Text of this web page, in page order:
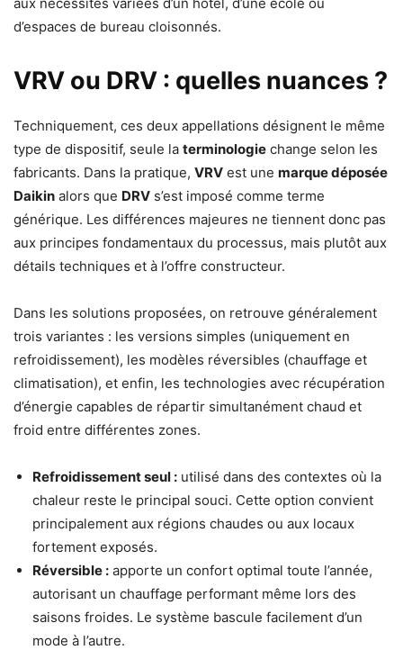
d’espaces de bureau cloisonnés.
VRV ou DRV : quelles nuances ?
Techniquement, ces deux appellations désignent le même
type de dispositif, seule la terminologie change selon les
fabricants. Dans la pratique, VRV est une marque déposée
Daikin alors que DRV s’est imposé comme terme
générique. Les différences majeures ne tiennent donc pas
aux principes fondamentaux du processus, mais plutôt aux
détails techniques et à l’offre constructeur.
Dans les solutions proposées, on retrouve généralement
trois variantes : les versions simples (uniquement en
refroidissement), les modèles réversibles (chauffage et
climatisation), et enfin, les technologies avec récupération
d’énergie capables de répartir simultanément chaud et
froid entre différentes zones.
Refroidissement seul : utilisé dans des contextes où la
chaleur reste le principal souci. Cette option convient
principalement aux régions chaudes ou aux locaux
fortement exposés.
Réversible : apporte un confort optimal toute l’année,
autorisant un chauffage performant même lors des
saisons froides. Le système bascule facilement d’un
mode à l’autre.